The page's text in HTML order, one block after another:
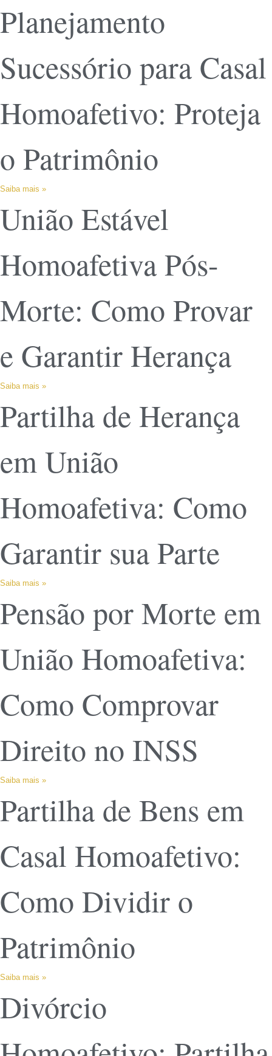
Planejamento
Sucessório para Casal
Homoafetivo: Proteja
o Patrimônio
Saiba mais »
União Estável
Homoafetiva Pós-
Morte: Como Provar
e Garantir Herança
Saiba mais »
Partilha de Herança
em União
Homoafetiva: Como
Garantir sua Parte
Saiba mais »
Pensão por Morte em
União Homoafetiva:
Como Comprovar
Direito no INSS
Saiba mais »
Partilha de Bens em
Casal Homoafetivo:
Como Dividir o
Patrimônio
Saiba mais »
Divórcio